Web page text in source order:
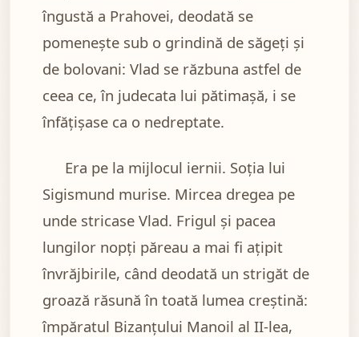
îngustă a Prahovei, deodată se
pomenește sub o grindină de săgeți și
de bolovani: Vlad se răzbuna astfel de
ceea ce, în judecata lui pătimașă, i se
înfățișase ca o nedreptate.
Era pe la mijlocul iernii. Soția lui
Sigismund murise. Mircea dregea pe
unde stricase Vlad. Frigul și pacea
lungilor nopți păreau a mai fi ațipit
învrăjbirile, când deodată un strigăt de
groază răsună în toată lumea creștină:
împăratul Bizanțului Manoil al II-lea,